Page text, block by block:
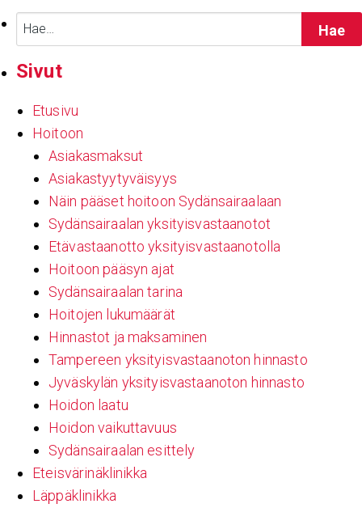
Haku:
Sivut
Etusivu
Hoitoon
Asiakasmaksut
Asiakastyytyväisyys
Näin pääset hoitoon Sydänsairaalaan
Sydänsairaalan yksityisvastaanotot
Etävastaanotto yksityisvastaanotolla
Hoitoon pääsyn ajat
Sydänsairaalan tarina
Hoitojen lukumäärät
Hinnastot ja maksaminen
Tampereen yksityisvastaanoton hinnasto
Jyväskylän yksityisvastaanoton hinnasto
Hoidon laatu
Hoidon vaikuttavuus
Sydänsairaalan esittely
Eteisvärinäklinikka
Läppäklinikka